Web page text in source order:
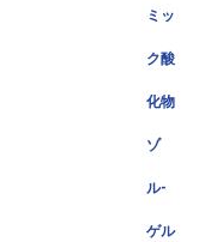
ミッ
ク酸
化物
ゾ
ル-
ゲル